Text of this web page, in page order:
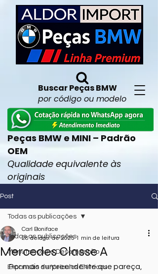
Buscar Peças BMW
por código ou modelo
Peças BMW e MINI – Padrão
OEM
Qualidade equivalente às
originais
Post
Todas as publicações
Manutenção e Desempenho
Expansão de Veículos Elétricos
Todas as publicações
Mercedes Classe A
Carl Boniface
28 de ago. de 2025 1 min de leitura
Por mais surpreendente que pareça,